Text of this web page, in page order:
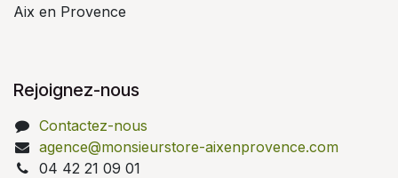
Aix en Provence
Rejoignez-nous
Contactez-nous
agence@monsieurstore-aixenprovence.com
04 42 21 09 01